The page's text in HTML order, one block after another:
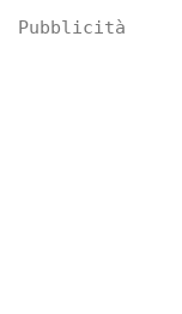
Pubblicità